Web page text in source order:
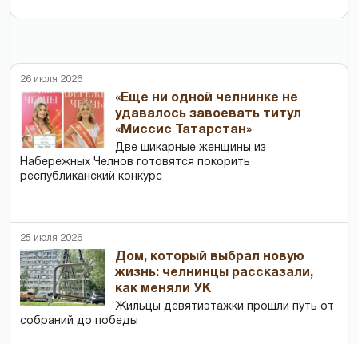
26 июля 2026
«Еще ни одной челнинке не
удавалось завоевать титул
«Миссис Татарстан»
Две шикарные женщины из
Набережных Челнов готовятся покорить
республиканский конкурс
25 июля 2026
Дом, который выбрал новую
жизнь: челнинцы рассказали,
как меняли УК
Жильцы девятиэтажки прошли путь от
собраний до победы